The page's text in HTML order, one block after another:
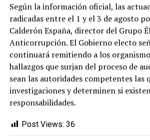
Según la información oficial, las
radicadas entre el 1 y el 3 de agosto
Calderón España, director del Grupo
Anticorrupción. El Gobierno electo
continuará remitiendo a los
hallazgos que surjan del proceso de
sean las autoridades competentes las
investigaciones y determinen si
responsabilidades.
Post Views: 36